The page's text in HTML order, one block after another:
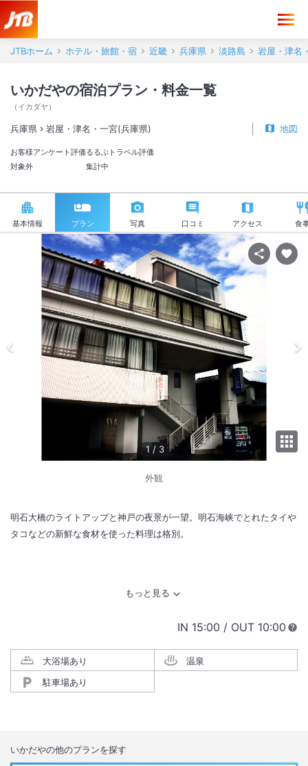
JTBホーム ホテル・旅館・宿 近畿 兵庫県 淡路島 岩屋・津名
いかだやの宿泊プラン・料金一覧
（ イカダヤ ）
兵庫県 岩屋・津名・一宮(兵庫県) 地図
お客様アンケート評価
対象外
るるぶトラベル評価
集計中
基本情報 プラン 写真 口コミ アクセス 食
1 / 3
外観
明石大橋のライトアップと神戸の夜景が一望。明石海峡でとれたタイや
タコなどの新鮮な食材を使った料理は格別。
IN チェックイン
15:00 / OUT チェック
10:00
大浴場あり
温泉
駐車場あり
いかだやの他のプランを探す